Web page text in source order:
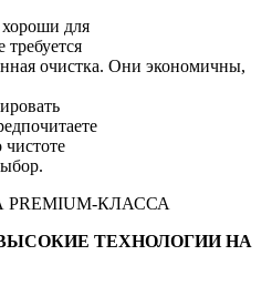
для
очистка. Они экономичны,
чистоте
ТЕХНОЛОГИИ НА